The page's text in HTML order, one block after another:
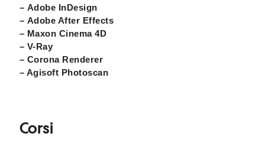
– Adobe InDesign
– Adobe After Effects
– Maxon Cinema 4D
– V-Ray
– Corona Renderer
– Agisoft Photoscan
Corsi